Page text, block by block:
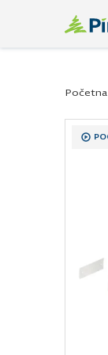
Početna